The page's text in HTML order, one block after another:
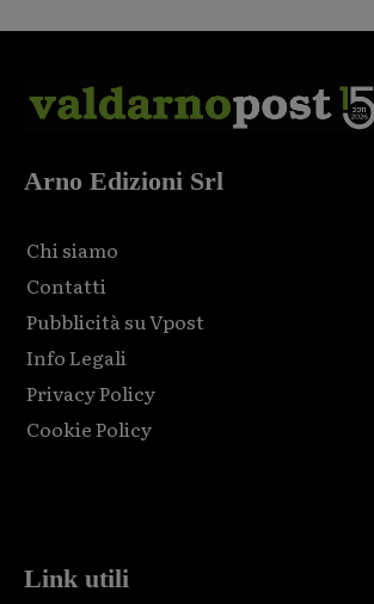
Arno Edizioni Srl
Chi siamo
Contatti
Pubblicità su Vpost
Info Legali
Privacy Policy
Cookie Policy
Link utili